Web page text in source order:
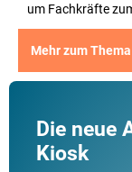
um Fachkräfte
Mehr zum Thema
Die neue
Kiosk